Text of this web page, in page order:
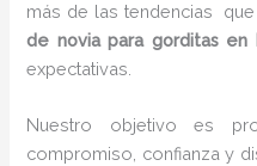
más de las tendencias
de novia para gorditas en
expectativas.
Nuestro objetivo es
compromiso, confianza y